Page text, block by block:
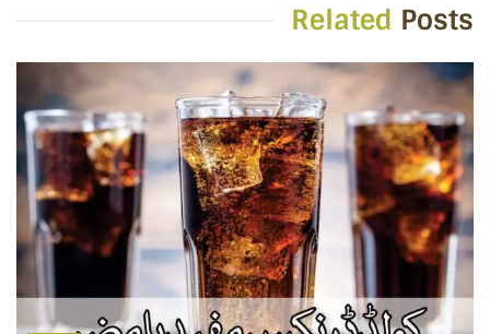
Related Posts